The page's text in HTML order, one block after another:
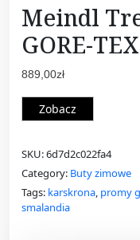
Meindl
GORE-
889,00zł
Zobacz
SKU:6d7d2c022fa4
Category: Buty zimowe
Tags: karskrona, promy
smalandia